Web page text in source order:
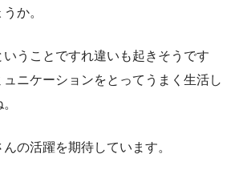
か。
いうことですれ違いも起きそうです
ニケーションをとってうまく生活し
の活躍を期待しています。